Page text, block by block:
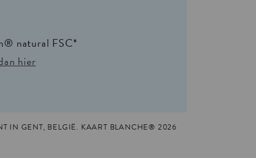
natural FSC*
hier
IN GENT, BELGIË. KAART BLANCHE® 2026